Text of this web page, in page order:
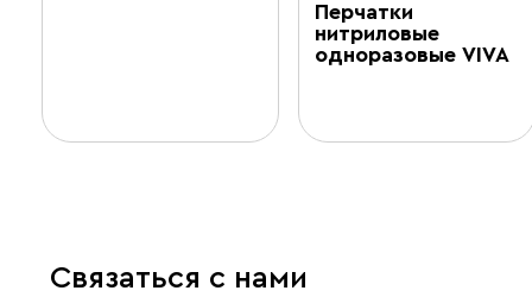
Перчатки
нитриловые
одноразовые VIVA
Связаться с нами